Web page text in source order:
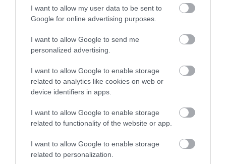
I want to allow my user data to be sent to
Google for online advertising purposes.
I want to allow Google to send me
personalized advertising.
I want to allow Google to enable storage
related to analytics like cookies on web or
device identifiers in apps.
I want to allow Google to enable storage
related to functionality of the website or app.
I want to allow Google to enable storage
related to personalization.
δούμε τον κερατόκωνο να
χειροτερεύει ξανά, ακόμα και σε
ηλικίες οι οποίες θεωρούνται
«σταθερές» για τον κερατόκωνο
όπως των 40, 50 ακόμα και των 70
ετών», τονίζει ο καθηγητής.
κερατοειδούς με επιφανειακή,
σμίλευση του κερατοειδούς με Laser